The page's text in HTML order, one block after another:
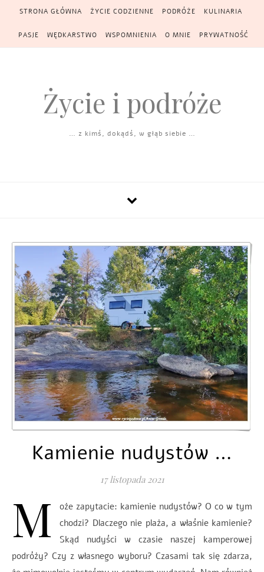
Skip to content
STRONA GŁÓWNA ŻYCIE CODZIENNE PODRÓŻE KULINARIA
PASJE WĘDKARSTWO WSPOMNIENIA O MNIE PRYWATNOŚĆ
Życie i podróże
… z kimś, dokądś, w głąb siebie …
Kamienie nudystów …
17 listopada 2021
M
oże zapytacie: kamienie nudystów? O co w tym
chodzi? Dlaczego nie plaża, a właśnie kamienie?
Skąd nudyści w czasie naszej kamperowej
podróży? Czy z własnego wyboru? Czasami tak się zdarza,